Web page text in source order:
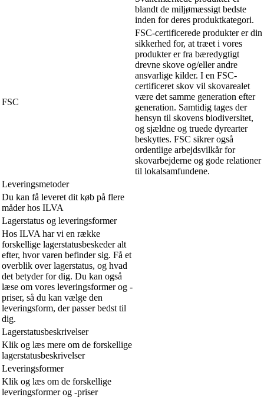
blandt de miljømæssigt bedste
inden for deres produktkategori.
FSC
FSC-certificerede produkter er din
sikkerhed for, at træet i vores
produkter er fra bæredygtigt
drevne skove og/eller andre
ansvarlige kilder. I en FSC-
certificeret skov vil skovarealet
være det samme generation efter
generation. Samtidig tages der
hensyn til skovens biodiversitet,
og sjældne og truede dyrearter
beskyttes. FSC sikrer også
ordentlige arbejdsvilkår for
skovarbejderne og gode relationer
til lokalsamfundene.
Leveringsmetoder
Du kan få leveret dit køb på flere
måder hos ILVA
Lagerstatus og leveringsformer
Hos ILVA har vi en række
forskellige lagerstatusbeskeder alt
efter, hvor varen befinder sig. Få et
overblik over lagerstatus, og hvad
det betyder for dig. Du kan også
læse om vores leveringsformer og -
priser, så du kan vælge den
leveringsform, der passer bedst til
dig.
Lagerstatusbeskrivelser
Klik og læs mere om de forskellige
lagerstatusbeskrivelser
Leveringsformer
Klik og læs om de forskellige
leveringsformer og -priser